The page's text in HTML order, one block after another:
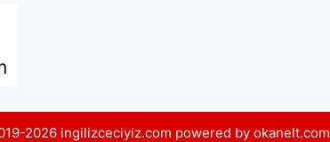
2026 ingilizceciyiz.com powered by okanelt.com